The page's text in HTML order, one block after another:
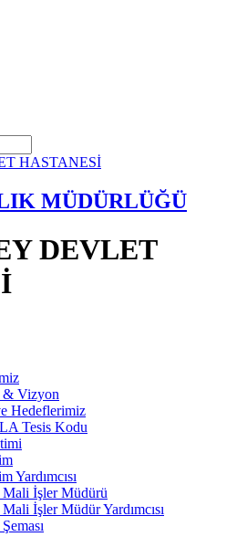
MÜDÜRLÜĞÜ
DEVLET
Vizyon
Hedeflerimiz
Tesis Kodu
Yardımcısı
İşler Müdürü
İşler Müdür Yardımcısı